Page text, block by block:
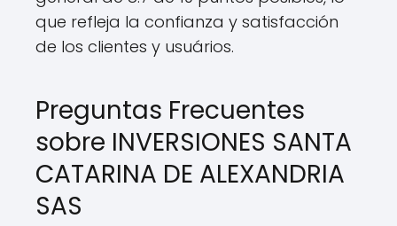
que refleja la confianza y satisfacción
de los clientes y usuários.
Preguntas Frecuentes
sobre INVERSIONES SANTA
CATARINA DE ALEXANDRIA
SAS